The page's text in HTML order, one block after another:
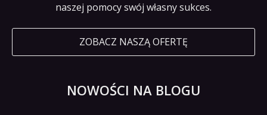
naszej pomocy swój własny sukces.
ZOBACZ NASZĄ OFERTĘ
NOWOŚCI NA BLOGU